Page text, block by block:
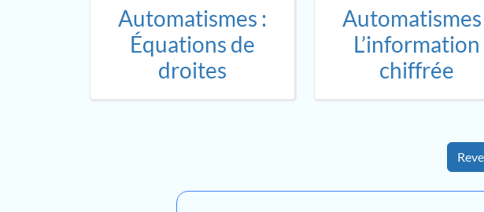
Automatismes :
Équations de
droites
Automatismes
L’information
chiffrée